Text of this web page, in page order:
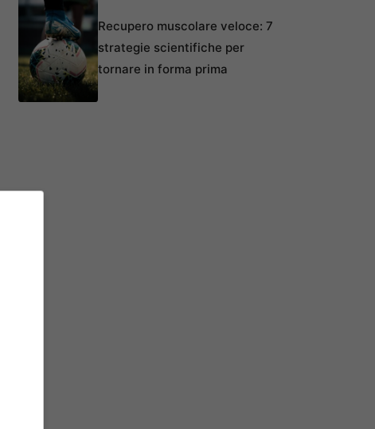
Recupero muscolare veloce: 7
strategie scientifiche per
tornare in forma prima